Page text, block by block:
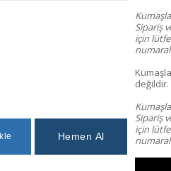
Sipariş
için
değildir.
Sipariş
için